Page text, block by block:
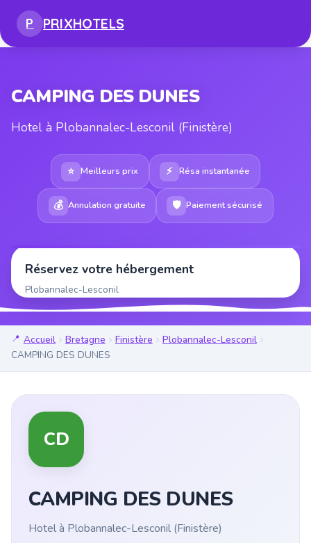
P PRIXHOTELS
CAMPING DES DUNES
Hotel à Plobannalec-Lesconil (Finistère)
⭐ Meilleurs prix ⚡ Résa instantanée
💰 Annulation gratuite 🛡 Paiement sécurisé
Réservez votre hébergement
Plobannalec-Lesconil
Accueil Bretagne Finistère
Plobannalec-Lesconil
CAMPING DES DUNES
CD
CAMPING DES DUNES
Hotel à Plobannalec-Lesconil (Finistère)